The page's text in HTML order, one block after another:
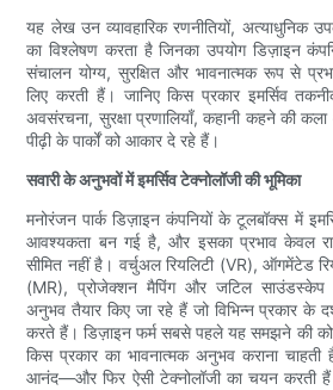
यह लेख उन व्यावहारिक रणनीतियों, अत्याधुनिक
का विश्लेषण करता है जिनका उपयोग डिज़ाइन
संचालन योग्य, सुरक्षित और भावनात्मक रूप से
लिए करती हैं। जानिए किस प्रकार इमर्सिव
अवसंरचना, सुरक्षा प्रणालियाँ, कहानी कहने की कला
पीढ़ी के पार्कों को आकार दे रहे हैं।
सवारी के अनुभवों में इमर्सिव टेक्नोलॉजी की भूमिका
मनोरंजन पार्क डिज़ाइन कंपनियों के टूलबॉक्स में
आवश्यकता बन गई है, और इसका प्रभाव केवल
सीमित नहीं है। वर्चुअल रियलिटी (VR), ऑगमेंटेड
(MR), प्रोजेक्शन मैपिंग और जटिल साउंडस्केप
अनुभव तैयार किए जा रहे हैं जो विभिन्न प्रकार के
करते हैं। डिज़ाइन फर्म सबसे पहले यह समझने की
किस प्रकार का भावनात्मक अनुभव कराना
आनंद—और फिर ऐसी टेक्नोलॉजी का चयन करती हैं